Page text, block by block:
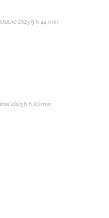
2023 9 h 44 min
2023 8 h 20 min